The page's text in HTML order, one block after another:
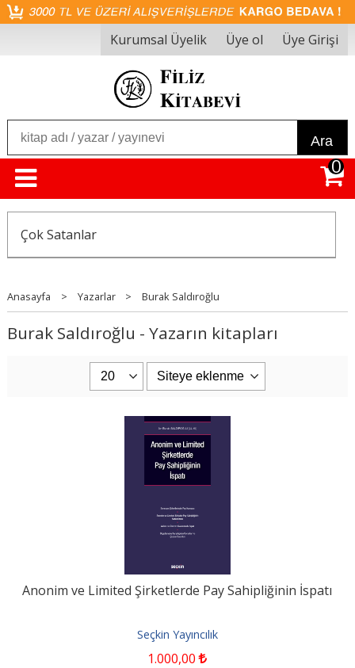
Kurumsal Üyelik Üye ol Üye Girişi
Ara
0
Çok Satanlar
Anasayfa > Yazarlar > Burak Saldıroğlu
Burak Saldıroğlu - Yazarın kitapları
Anonim ve Limited Şirketlerde Pay Sahipliğinin İspatı
Seçkin Yayıncılık
1.000,00